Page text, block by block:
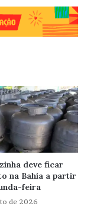
deve ficar
na Bahia a partir
feira
de 2026